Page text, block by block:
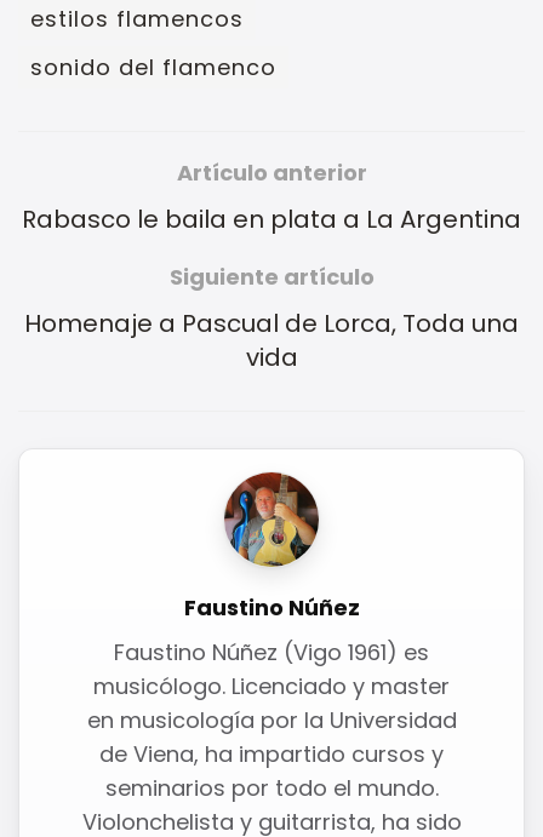
estilos flamencos
sonido del flamenco
Artículo anterior
Rabasco le baila en plata a La Argentina
Siguiente artículo
Homenaje a Pascual de Lorca, Toda una
vida
Faustino Núñez
Faustino Núñez (Vigo 1961) es
musicólogo. Licenciado y master
en musicología por la Universidad
de Viena, ha impartido cursos y
seminarios por todo el mundo.
Violonchelista y guitarrista, ha sido